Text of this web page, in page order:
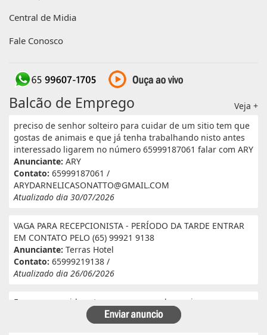
Central de Midia
Fale Conosco
Balcão de Emprego
Veja +
preciso de senhor solteiro para cuidar de um sitio tem que
gostas de animais e que já tenha trabalhando nisto antes
interessado ligarem no número 65999187061 falar com ARY
Anunciante: ARY
Contato: 65999187061 /
ARYDARNELICASONATTO@GMAIL.COM
Atualizado dia 30/07/2026
VAGA PARA RECEPCIONISTA - PERÍODO DA TARDE ENTRAR
EM CONTATO PELO (65) 99921 9138
Anunciante: Terras Hotel
Contato: 65999219138 /
Atualizado dia 26/06/2026
Eu e meu marido estamos a procura de serviço em
fazenda. Eu tenho experiência e referência em cantina, ele
tem experiência e referência em lavoura. Passa veneno,